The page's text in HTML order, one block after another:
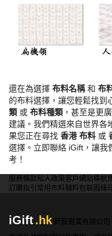
還在為選擇 布料名稱和 布
的布料選擇，讓您輕鬆找到
類 或 布料種類 ，甚至是更
建議。我們精選來自世界各
果您正在尋找 香港 布料 或
選擇。立即聯絡 iGift，讓我
考！
服務條款私人政策客戶 網站導航
訂購指引 常用布料輔料包裝 圖樣
iGift.hk
軒龍實業有限公司